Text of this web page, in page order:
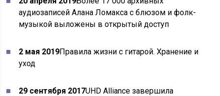
аудиозаписей Алана Ломакса с блюзом и фолк-
музыкой выложены в открытый доступ
2 мая 2019Правила жизни с гитарой. Хранение и
уход
29 сентября 2017UHD Alliance завершила